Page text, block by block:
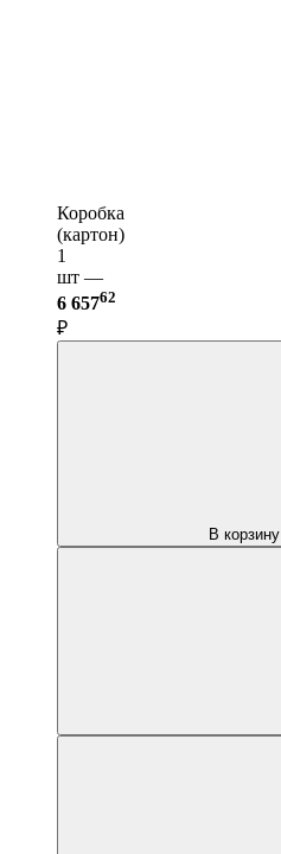
Коробка
(картон)
1
шт —
6 65762
₽
В корзину